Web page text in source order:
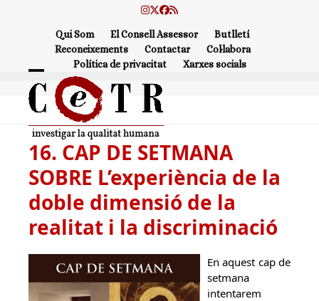
Instagram
Twitter
Facebook
RSS
Qui Som El Consell Assessor
Butlletí
Reconeixements
Contactar
Col·labora
Política de privacitat
Xarxes socials
Open
mobile
menu
Close
mobile
menu
16. CAP DE SETMANA
SOBRE L’experiència de la
doble dimensió de la
realitat i la discriminació
En aquest cap de
setmana
intentarem